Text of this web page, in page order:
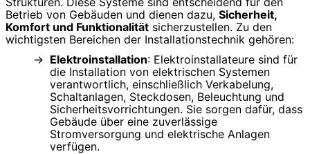
Betrieb von Gebäuden und dienen dazu, Sicherheit,
Komfort und Funktionalität sicherzustellen. Zu den
wichtigsten Bereichen der Installationstechnik gehören:
Elektroinstallation: Elektroinstallateure sind für
die Installation von elektrischen Systemen
verantwortlich, einschließlich Verkabelung,
Schaltanlagen, Steckdosen, Beleuchtung und
Sicherheitsvorrichtungen. Sie sorgen dafür, dass
Gebäude über eine zuverlässige
Stromversorgung und elektrische Anlagen
verfügen.